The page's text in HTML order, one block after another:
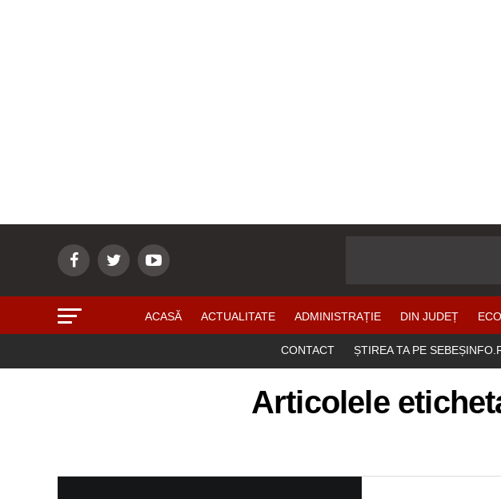
ACASĂ ACTUALITATE ADMINISTRAȚIE DIN JUDEȚ
CONTACT ȘTIREA TA PE
Articolele